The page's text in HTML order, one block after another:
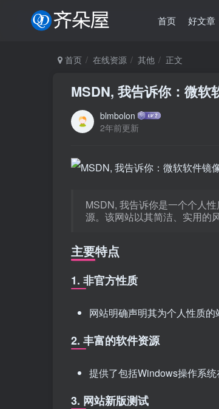
首页 好文章
首页 在线资源 其他 正文
MSDN, 我告诉你：微
blmbolon
2年前更新
MSDN, 我告诉你是一个个人
源。该网站以其简洁、实用的
主要特点
1. 非官方性质
网站明确声明其为个人性质的
2. 丰富的软件资源
提供了包括Windows操作系统
3. 网站新版测试